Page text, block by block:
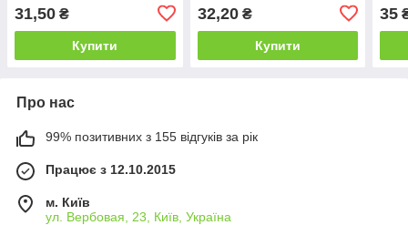
31,50 ₴
Купити
32,20₴
Купити
35
Про нас
99% позитивних з 155 відгуків за рік
Працює з 12.10.2015
м. Київ
ул. Вербовая, 23, Київ, Україна